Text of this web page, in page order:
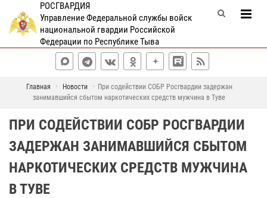
РОСГВАРДИЯ
Управление Федеральной службы войск
национальной гвардии Российской
Федерации по Республике Тыва
Главная Новости
При содействии СОБР Росгвардии задержан
занимавшийся сбытом наркотических средств мужчина в Туве
ПРИ СОДЕЙСТВИИ СОБР РОСГВАРДИИ
ЗАДЕРЖАН ЗАНИМАВШИЙСЯ СБЫТОМ
НАРКОТИЧЕСКИХ СРЕДСТВ МУЖЧИНА
В ТУВЕ